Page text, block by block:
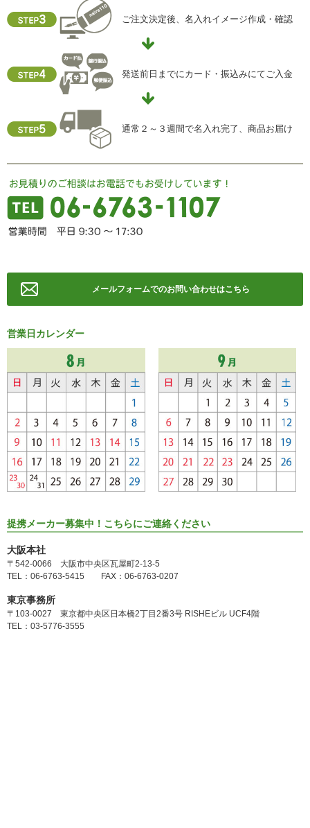
ご注文決定後、名入れイメージ作成・確認
発送前日までにカード・振込みにてご入金
通常２～３週間で名入れ完了、商品お届け
メールフォームでのお問い合わせはこちら
営業日カレンダー
提携メーカー募集中！こちらにご連絡ください
大阪本社
〒542-0066 大阪市中央区瓦屋町2-13-5
TEL：06-6763-5415 FAX：06-6763-0207
東京事務所
〒103-0027 東京都中央区日本橋2丁目2番3号 RISHEビル UCF4階
TEL：03-5776-3555